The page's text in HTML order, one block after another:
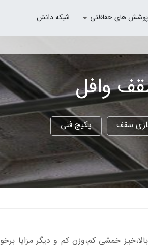
پوشش های حفاظتی شبکه دانش
وافل
سقف پکیج فنی
خمشی کم،وزن کم و دیگر مزایا